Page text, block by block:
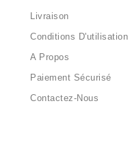
Livraison
Conditions D'utilisation
A Propos
Paiement Sécurisé
Contactez-Nous